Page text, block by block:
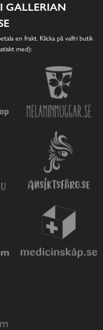
GALLERIAN
en frakt. Klicka på valfri butik
med):